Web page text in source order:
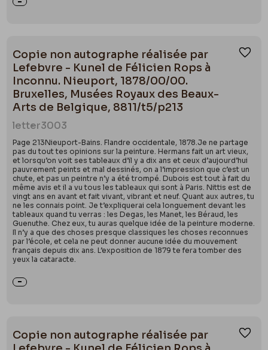
Copie non autographe réalisée par
Lefebvre - Kunel de Félicien Rops à
Inconnu. Nieuport, 1878/00/00.
Bruxelles, Musées Royaux des Beaux-
Arts de Belgique, 8811/t5/p213
letter3003
Page 213Nieuport-Bains. Flandre occidentale, 1878.Je ne partage
pas du tout tes opinions sur la peinture. Hermans fait un art vieux,
et lorsqu’on voit ses tableaux d’il y a dix ans et ceux d’aujourd’hui
pauvrement peints et mal dessinés, on a l’impression que c’est un
chute, et pas un peintre n’y a été trompé. Dubois est tout à fait du
même avis et il a vu tous les tableaux qui sont à Paris. Nittis est de
vingt ans en avant et fait vivant, vibrant et neuf. Quant aux autres, tu
ne les connais point. Je t’expliquerai cela longuement devant les
tableaux quand tu verras : les Degas, les Manet, les Béraud, les
Guenuthe. Chez eux, tu auras quelque idée de la peinture moderne.
Il n’y a que des choses presque classiques les choses reconnues
par l’école, et cela ne peut donner aucune idée du mouvement
français depuis dix ans. L’exposition de 1879 te fera tomber des
yeux la cataracte.
Copie non autographe réalisée par